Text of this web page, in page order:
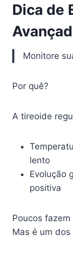
Dica de
Monitore
Por quê?
A tireoide
lento
Evolução
positiva
Poucos fazem
Mas é um